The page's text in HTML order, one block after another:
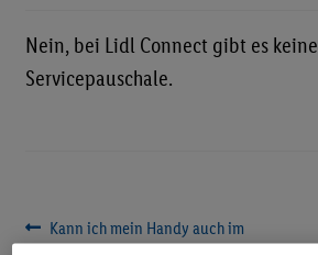
SIM-KARTE REGISTRIEREN
Nein, bei Lidl Connect gibt es keine
Servicepauschale.
Beitragsnavigation
Vorheriger
Kann ich mein Handy auch im